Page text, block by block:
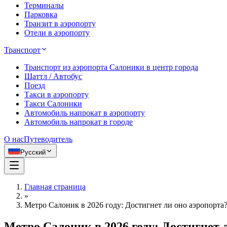
Терминалы
Парковка
Транзит в аэропорту
Отели в аэропорту
Транспорт
Транспорт из аэропорта Салоники в центр города
Шаттл / Автобус
Поезд
Такси в аэропорту
Такси Салоники
Автомобиль напрокат в аэропорту
Автомобиль напрокат в городе
О насПутеводитель
Русский
Главная страница
»
Метро Салоник в 2026 году: Достигнет ли оно аэропорта?